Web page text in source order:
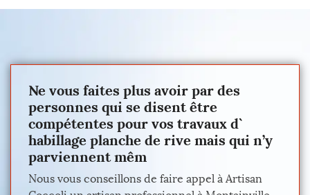
Ne vous faites plus avoir par des
personnes qui se disent être
compétentes pour vos travaux d`
habillage planche de rive mais qui n’y
parviennent mêm
Nous vous conseillons de faire appel à Artisan